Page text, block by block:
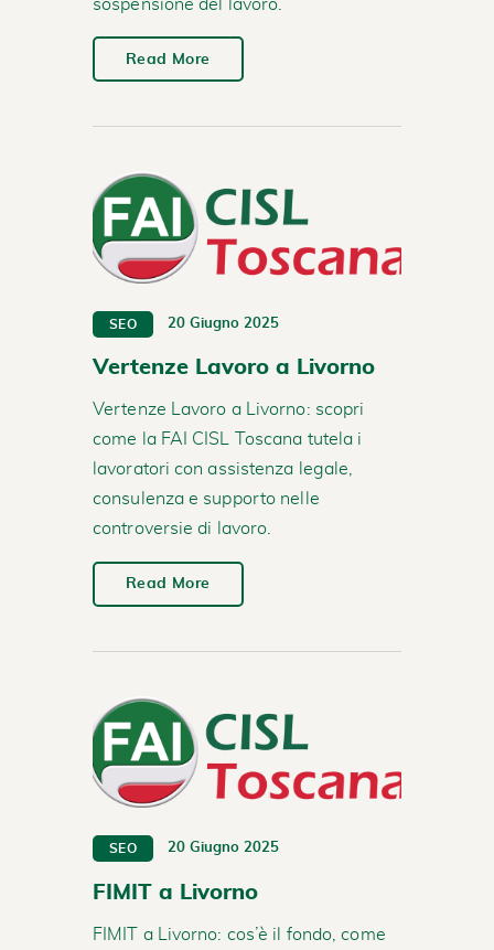
sospensione del lavoro.
Read More
SEO 20 Giugno 2025
Vertenze Lavoro a Livorno
Vertenze Lavoro a Livorno: scopri
come la FAI CISL Toscana tutela i
lavoratori con assistenza legale,
consulenza e supporto nelle
controversie di lavoro.
Read More
SEO 20 Giugno 2025
FIMIT a Livorno
FIMIT a Livorno: cos’è il fondo, come